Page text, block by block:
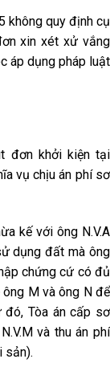
không quy định cụ
xin xét xử vắng
áp dụng pháp luật
đơn khởi kiện tại
vụ chịu án phí sơ
kế với ông N.V.A
dụng đất mà ông
chứng cứ có đủ
M và ông N để
đó, Tòa án cấp sơ
và thu án phí
sản).